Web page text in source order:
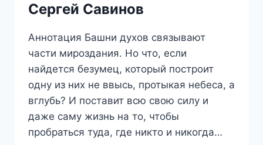
Сергей Савинов
Аннотация Башни духов связывают
части мироздания. Но что, если
найдется безумец, который построит
одну из них не ввысь, протыкая небеса, а
вглубь? И поставит всю свою силу и
даже саму жизнь на то, чтобы
пробраться туда, где никто и никогда…